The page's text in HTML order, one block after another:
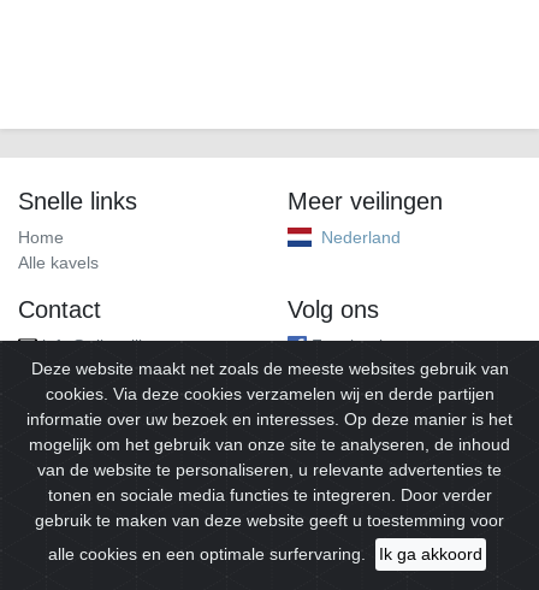
Snelle links
Home
Alle kavels
Meer veilingen
Nederland
Contact
info@alleveilingen.net
Volg ons
Facebook
© 2026Alleveilingen.Alle rechten voorbehouden.
Deze website maakt net zoals de meeste websites gebruik van
cookies. Via deze cookies verzamelen wij en derde partijen
informatie over uw bezoek en interesses. Op deze manier is het
mogelijk om het gebruik van onze site te analyseren, de inhoud
van de website te personaliseren, u relevante advertenties te
tonen en sociale media functies te integreren. Door verder
gebruik te maken van deze website geeft u toestemming voor
alle cookies en een optimale surfervaring.
Ik ga akkoord